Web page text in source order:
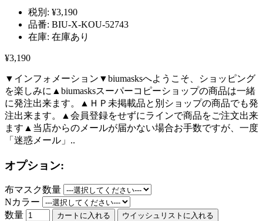
税別: ¥3,190
品番: BIU-X-KOU-52743
在庫: 在庫あり
¥3,190
▼インフォメーション▼biumasksへようこそ、ショッピング
を楽しみに▲biumasksスーパーコピーショップの商品は一緒
に発注出来ます。▲ＨＰ未掲載品と別ショップの商品でも発
注出来ます。▲会員登録をせずにラインで商品をご注文出来
ます▲当店からのメールが届かない場合お手数ですが、一度
「迷惑メール」..
オプション:
布マスク数量
Nカラー
数量
カートに入れる
ウイッシュリストに入れる